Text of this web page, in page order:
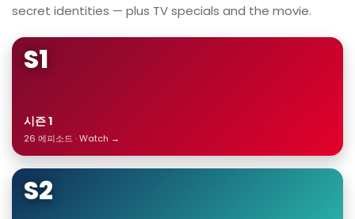
secret identities — plus TV specials and the movie.
S1
시즌 1
26 에피소드 · Watch →
S2